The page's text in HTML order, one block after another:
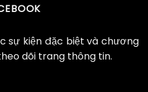
sự kiện đặc biệt và chương
dõi trang thông tin.